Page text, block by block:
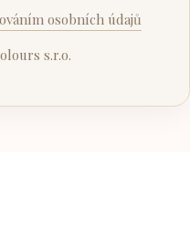
osobních údajů
s.r.o.